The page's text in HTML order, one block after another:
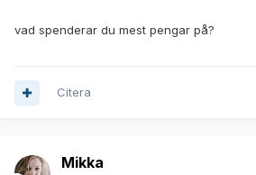
vad spenderar du mest pengar på?
Citera
Mikka